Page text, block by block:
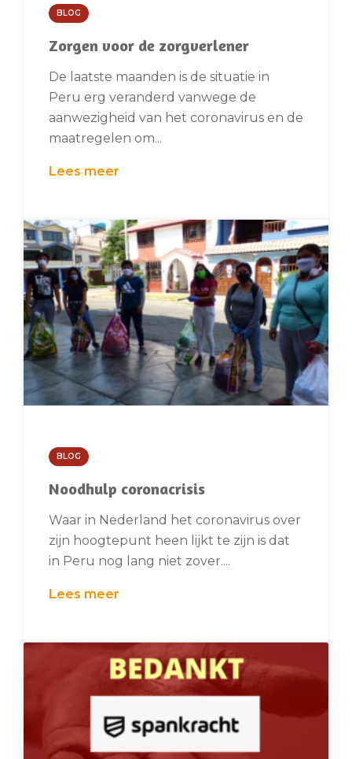
BLOG
Zorgen voor de zorgverlener
De laatste maanden is de situatie in
Peru erg veranderd vanwege de
aanwezigheid van het coronavirus en de
maatregelen om...
Lees meer
BLOG
Noodhulp coronacrisis
Waar in Nederland het coronavirus over
zijn hoogtepunt heen lijkt te zijn is dat
in Peru nog lang niet zover....
Lees meer